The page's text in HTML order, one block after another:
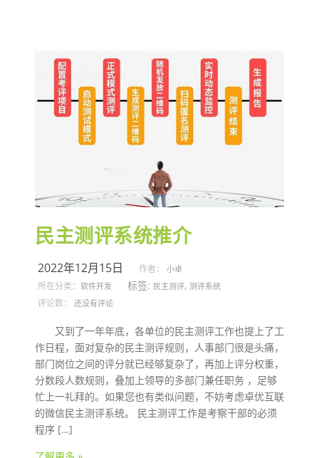
民主测评系统推介
2022年12月15日 作者： 小卓
所在分类： 软件开发 标签: 民主测评, 测评系统
评论数： 还没有评论
又到了一年年底，各单位的民主测评工作也提上了工
作日程，面对复杂的民主测评规则，人事部门很是头痛，
部门岗位之间的评分就已经够复杂了，再加上评分权重，
分数段人数规则，叠加上领导的多部门兼任职务 ，足够
忙上一礼拜的。如果您也有类似问题，不妨考虑卓优互联
的微信民主测评系统。 民主测评工作是考察干部的必须
程序 […]